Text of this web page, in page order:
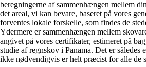
beregningerne af sammenhængen mellem
det areal, vi kan bevare, baseret på vores
forventes lokale forskelle, som findes de
Ydermere er sammenhængen mellem
angivet på vores certifikater, estimeret på
studie af regnskov i Panama. Det er således
ikke nødvendigvis er helt præcist for alle de